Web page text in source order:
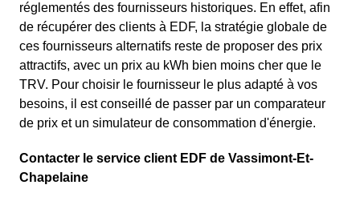
réglementés des fournisseurs historiques. En effet, afin
de récupérer des clients à EDF, la stratégie globale de
ces fournisseurs alternatifs reste de proposer des prix
attractifs, avec un prix au kWh bien moins cher que le
TRV. Pour choisir le fournisseur le plus adapté à vos
besoins, il est conseillé de passer par un comparateur
de prix et un simulateur de consommation d'énergie.
Contacter le service client EDF de Vassimont-Et-
Chapelaine